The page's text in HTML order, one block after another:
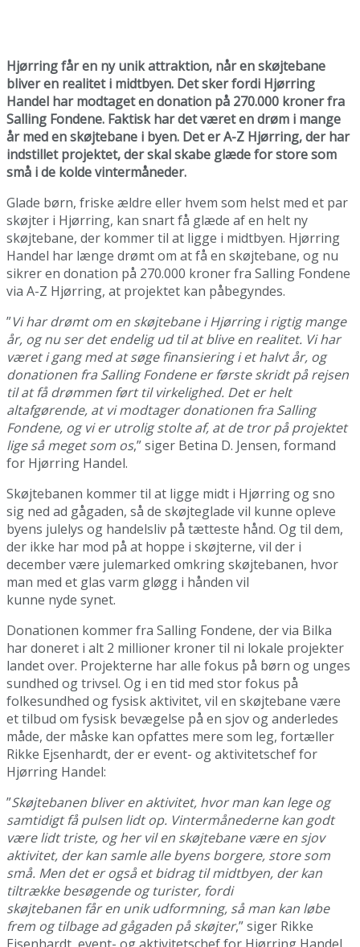
Hjørring får en ny unik attraktion, når en skøjtebane
bliver en realitet i midtbyen. Det sker fordi Hjørring
Handel har modtaget en donation på 270.000 kroner fra
Salling Fondene. Faktisk har det været en drøm i mange
år med en skøjtebane i byen. Det er A-Z Hjørring, der har
indstillet projektet, der skal skabe glæde for store som
små i de kolde vintermåneder.
Glade børn, friske ældre eller hvem som helst med et par
skøjter i Hjørring, kan snart få glæde af en helt ny
skøjtebane, der kommer til at ligge i midtbyen. Hjørring
Handel har længe drømt om at få en skøjtebane, og nu
sikrer en donation på 270.000 kroner fra Salling Fondene
via A-Z Hjørring, at projektet kan påbegyndes.
”Vi har drømt om en skøjtebane i Hjørring i rigtig mange
år, og nu ser det endelig ud til at blive en realitet. Vi har
været i gang med at søge finansiering i et halvt år, og
donationen fra Salling Fondene er første skridt på rejsen
til at få drømmen ført til virkelighed. Det er helt
altafgørende, at vi modtager donationen fra Salling
Fondene, og vi er utrolig stolte af, at de tror på projektet
lige så meget som os,” siger Betina D. Jensen, formand
for Hjørring Handel.
Skøjtebanen kommer til at ligge midt i Hjørring og sno
sig ned ad gågaden, så de skøjteglade vil kunne opleve
byens julelys og handelsliv på tætteste hånd. Og til dem,
der ikke har mod på at hoppe i skøjterne, vil der i
december være julemarked omkring skøjtebanen, hvor
man med et glas varm gløgg i hånden vil
kunne nyde synet.
Donationen kommer fra Salling Fondene, der via Bilka
har doneret i alt 2 millioner kroner til ni lokale projekter
landet over. Projekterne har alle fokus på børn og unges
sundhed og trivsel. Og i en tid med stor fokus på
folkesundhed og fysisk aktivitet, vil en skøjtebane være
et tilbud om fysisk bevægelse på en sjov og anderledes
måde, der måske kan opfattes mere som leg, fortæller
Rikke Ejsenhardt, der er event- og aktivitetschef for
Hjørring Handel:
”Skøjtebanen bliver en aktivitet, hvor man kan lege og
samtidigt få pulsen lidt op. Vintermånederne kan godt
være lidt triste, og her vil en skøjtebane være en sjov
aktivitet, der kan samle alle byens borgere, store som
små. Men det er også et bidrag til midtbyen, der kan
tiltrække besøgende og turister, fordi
skøjtebanen får en unik udformning, så man kan løbe
frem og tilbage ad gågaden på skøjter,” siger Rikke